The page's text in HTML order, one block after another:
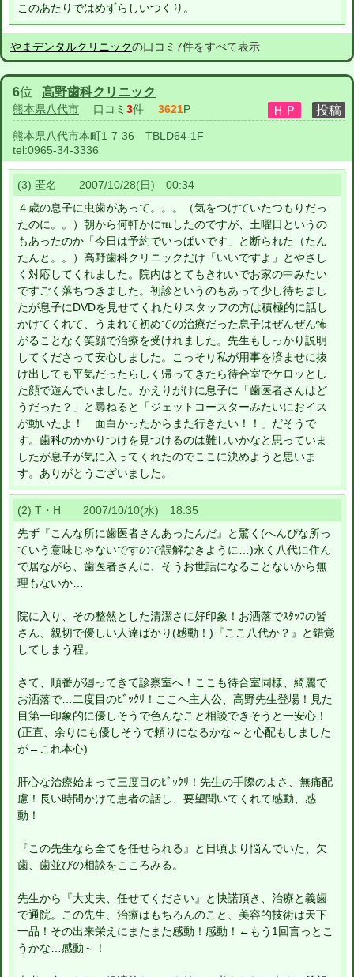
このあたりではめずらしいつくり。
やまデンタルクリニックの口コミ7件をすべて表示
6位 高野歯科クリニック
熊本県八代市 口コミ 3件 3621P
熊本県八代市本町1-7-36 TBLD64-1F
tel:0965-34-3336
(3) 匿名 2007/10/28(日) 00:34
４歳の息子に虫歯があって。。。（気をつけていたつもりだっ
たのに。。）朝から何軒かに℡したのですが、土曜日というの
もあったのか「今日は予約でいっぱいです」と断られた（たん
たんと。。）高野歯科クリニックだけ「いいですよ」とやさし
く対応してくれました。院内はとてもきれいでお家の中みたい
ですごく落ちつきました。初診というのもあって少し待ちまし
たが息子にDVDを見せてくれたりスタッフの方は積極的に話し
かけてくれて、うまれて初めての治療だった息子はぜんぜん怖
がることなく笑顔で治療を受けれました。先生もしっかり説明
してくださって安心しました。こっそり私が用事を済ませに抜
け出しても平気だったらしく帰ってきたら待合室でケロッとし
た顔で遊んでいました。かえりがけに息子に「歯医者さんはど
うだった？」と尋ねると「ジェットコースターみたいにおイス
が動いたよ！ 面白かったからまた行きたい！！」だそうで
す。歯科のかかりつけを見つけるのは難しいかなと思っていま
したが息子が気に入ってくれたのでここに決めようと思いま
す。ありがとうございました。
(2) T・H 2007/10/10(水) 18:35
先ず『こんな所に歯医者さんあったんだ』と驚く(へんぴな所っ
ていう意味じゃないですので誤解なきように…)永く八代に住ん
で居ながら、歯医者さんに、そうお世話になることないから無
理もないか…
院に入り、その整然とした清潔さに好印象！お洒落でｽﾀｯﾌの皆
さん、親切で優しい人達ばかり(感動！)『ここ八代か？』と錯覚
してしまう程。
さて、順番が廻ってきて診察室へ！ここも待合室同様、綺麗で
お洒落で…二度目のﾋﾞｯｸﾘ！ここへ主人公、高野先生登場！見た
目第一印象的に優しそうで色んなこと相談できそうと一安心！
(正直、余りにも優しそうで頼りになるかな～と心配もしました
が←これ本心)
肝心な治療始まって三度目のﾋﾞｯｸﾘ！先生の手際のよさ、無痛配
慮！長い時間かけて患者の話し、要望聞いてくれて感動、感
動！
『この先生なら全てを任せられる』と日頃より悩んでいた、欠
歯、歯並びの相談をこころみる。
先生から『大丈夫、任せてください』と快諾頂き、治療と義歯
で通院。この先生、治療はもちろんのこと、美容的技術は天下
一品！その出来栄えにまたまた感動！感動！←もう1回言っとこ
うかな…感動～！